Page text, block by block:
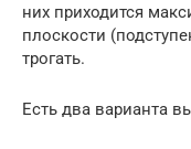
них приходится
плоскости
трогать.
Есть два варианта